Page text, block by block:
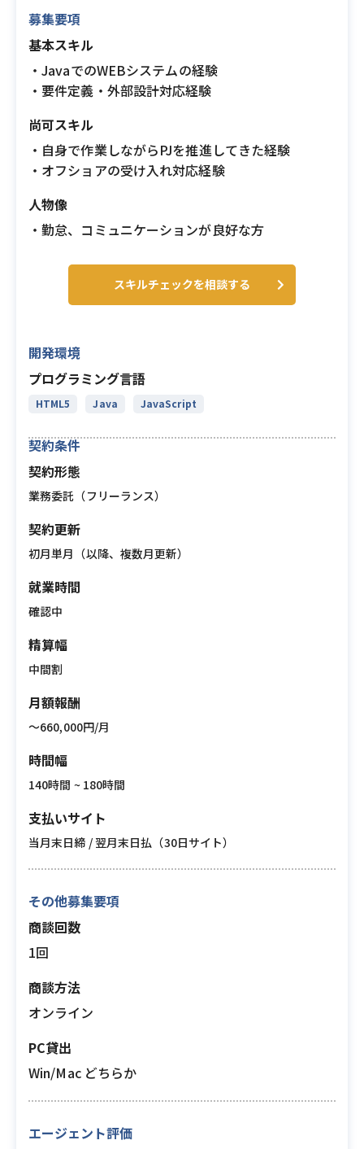
募集要項
基本スキル
・JavaでのWEBシステムの経験
・要件定義・外部設計対応経験
尚可スキル
・自身で作業しながらPJを推進してきた経験
・オフショアの受け入れ対応経験
人物像
・勤怠、コミュニケーションが良好な方
スキルチェックを相談する
開発環境
プログラミング言語
HTML5 Java JavaScript
契約条件
契約形態
業務委託（フリーランス）
契約更新
初月単月（以降、複数月更新）
就業時間
確認中
精算幅
中間割
月額報酬
〜660,000円/月
時間幅
140時間 ~ 180時間
支払いサイト
当月末日締 / 翌月末日払（30日サイト）
その他募集要項
商談回数
1回
商談方法
オンライン
PC貸出
Win/Mac どちらか
エージェント評価